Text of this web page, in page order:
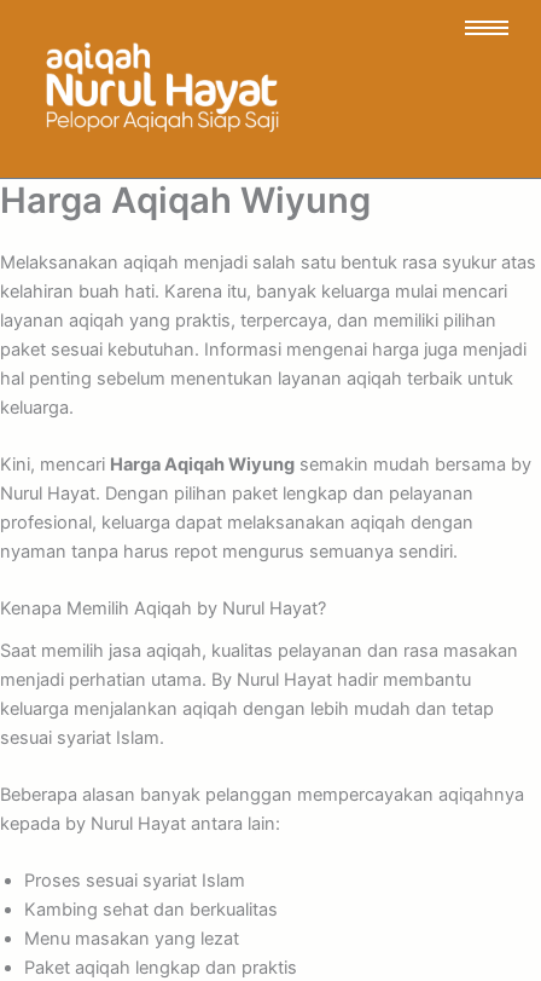
Harga Aqiqah Wiyung
Melaksanakan aqiqah menjadi salah satu bentuk rasa syukur atas
kelahiran buah hati. Karena itu, banyak keluarga mulai mencari
layanan aqiqah yang praktis, terpercaya, dan memiliki pilihan
paket sesuai kebutuhan. Informasi mengenai harga juga menjadi
hal penting sebelum menentukan layanan aqiqah terbaik untuk
keluarga.
Kini, mencari Harga Aqiqah Wiyung semakin mudah bersama by
Nurul Hayat. Dengan pilihan paket lengkap dan pelayanan
profesional, keluarga dapat melaksanakan aqiqah dengan
nyaman tanpa harus repot mengurus semuanya sendiri.
Kenapa Memilih Aqiqah by Nurul Hayat?
Saat memilih jasa aqiqah, kualitas pelayanan dan rasa masakan
menjadi perhatian utama. By Nurul Hayat hadir membantu
keluarga menjalankan aqiqah dengan lebih mudah dan tetap
sesuai syariat Islam.
Beberapa alasan banyak pelanggan mempercayakan aqiqahnya
kepada by Nurul Hayat antara lain:
Proses sesuai syariat Islam
Kambing sehat dan berkualitas
Menu masakan yang lezat
Paket aqiqah lengkap dan praktis